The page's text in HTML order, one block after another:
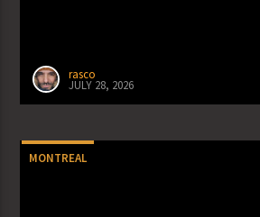
rasco
JULY 28, 2026
MONTREAL